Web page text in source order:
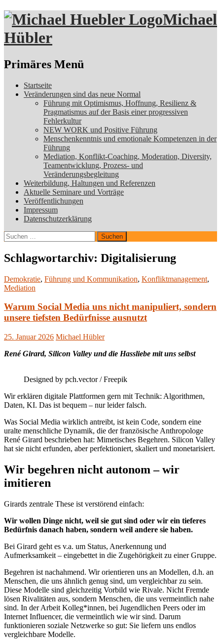
Michael
Hübler
Suchen
Primäres Menü
Zum
Inhalt
Startseite
Veränderungen sind das neue Normal
Führung mit Optimismus, Hoffnung, Resilienz &
Pragmatismus auf der Basis einer progressiven
Fehlerkultur
NEW WORK und Positive Führung
Menschenkenntnis und emotionale Kompetenzen in der
Führung
Mediation, Konflikt-Coaching, Moderation, Diversity,
Teamentwicklung, Prozess- und
Veränderungsbegleitung
Weiterbildung, Haltungen und Referenzen
Aktuelle Seminare und Vorträge
Veröffentlichungen
Impressum
Datenschutzerklärung
Suchen
nach:
Schlagwortarchiv: Digitalisierung
Demokratie, Führung und Kommunikation, Konfliktmanagement,
Mediation
Warum Social Media uns nicht manipuliert, sondern
unsere tiefsten Bedürfnisse ausnutzt
25. Januar 2026 Michael Hübler
René Girard, Silicon Valley und die Hassliebe mit uns selbst
Designed by pch.vector / Freepik
Wir erklären digitale Plattformen gern mit Technik: Algorithmen,
Daten, KI. Das ist bequem – nur leider falsch.
Was Social Media wirklich antreibt, ist kein Code, sondern eine
uralte menschliche Dynamik, die der französische Anthropologe
René Girard beschrieben hat: Mimetisches Begehren. Silicon Valley
hat sie nicht erfunden, aber perfektioniert, skaliert und monetarisiert.
Wir begehren nicht autonom – wir
imitieren
Girards zentrale These ist verstörend einfach:
Wir wollen Dinge nicht, weil sie gut sind oder wir ein tieferes
Bedürfnis danach haben, sondern weil andere sie haben.
Bei Girard geht es v.a. um Status, Anerkennung und
Aufmerksamkeit – eingebettet in die Zugehörigkeit zu einer Gruppe.
Begehren ist nachahmend. Wir orientieren uns an Modellen, d.h. an
Menschen, die uns ähnlich genug sind, um vergleichbar zu sein.
Diese Modelle sind gleichzeitig Vorbild wie Rivale. Nicht Fremde
lösen Rivalitäten aus, sondern Menschen, die uns vermeintlich nahe
sind. In der Arbeit Kolleg*innen, bei Jugendlichen Peers oder im
Internet Influencer, die vermeintlich wie wir sind. Darum
funktionieren soziale Netzwerke so gut: Sie liefern uns endlos
vergleichbare Modelle.